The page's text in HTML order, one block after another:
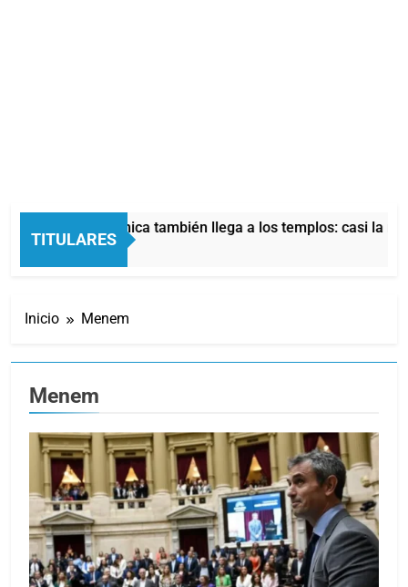
TITULARES
económica también llega a los templos: casi la mitad
Atrás
Inicio Menem
Menem